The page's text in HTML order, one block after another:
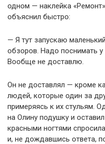
одном — наклейка
объяснил быстро:
— Я тут запускаю
обзоров. Надо поснимать
Вообще не доставлю.
Он не доставлял — кроме
людей, которые один за
примеряясь к их стульям.
на Олину подушку и
красными ногтями
и, не дождавшись ответа,